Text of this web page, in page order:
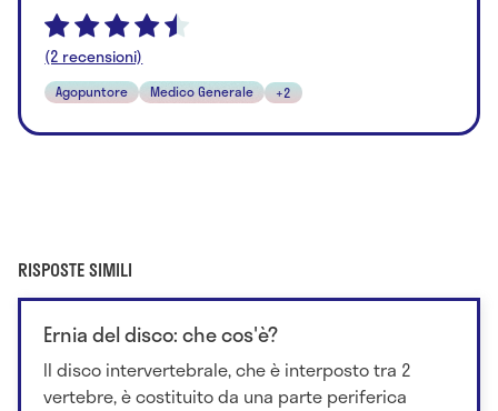
(2 recensioni)
Agopuntore Medico Generale +2
RISPOSTE SIMILI
Ernia del disco: che cos'è?
Il disco intervertebrale, che è interposto tra 2
vertebre, è costituito da una parte periferica